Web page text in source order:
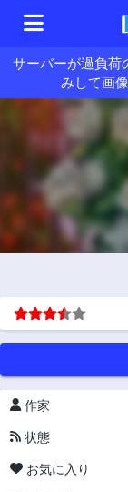
サーバーが過負荷
みして画
作家
状態
お気に入り